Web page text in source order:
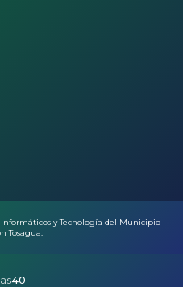
y Tecnología del Municipio
Tosagua.
40